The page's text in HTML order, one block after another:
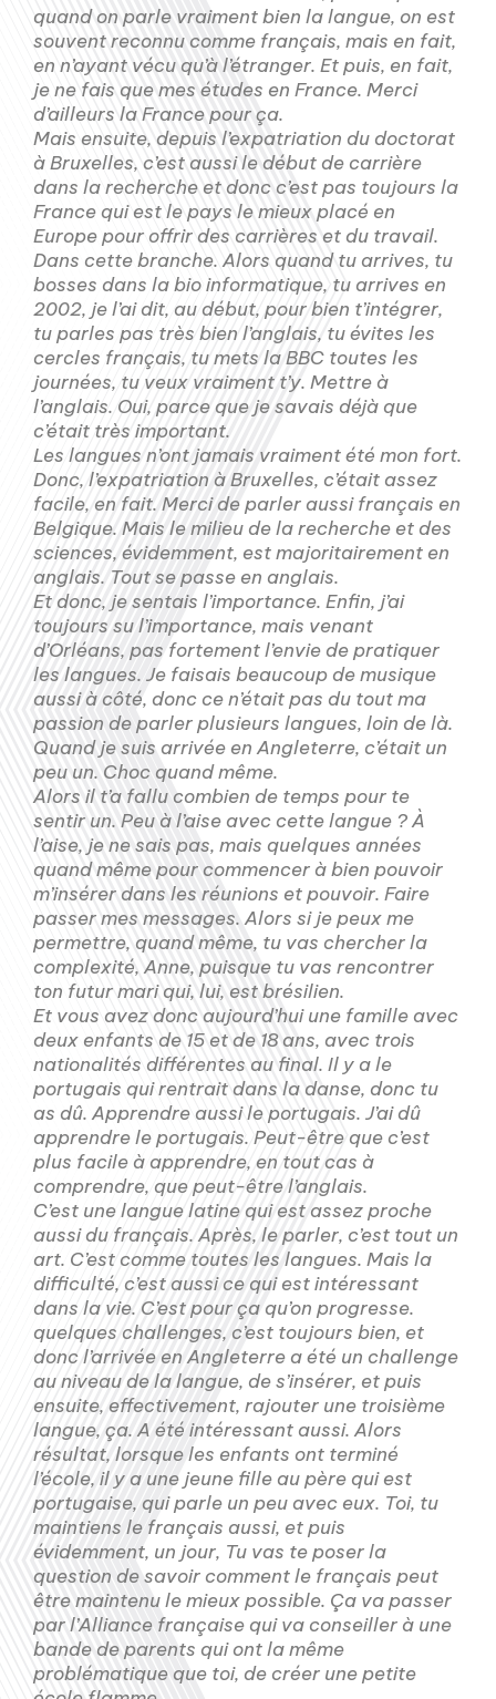
quand on parle vraiment bien la langue, on est
souvent reconnu comme français, mais en fait,
en n’ayant vécu qu’à l’étranger. Et puis, en fait,
je ne fais que mes études en France. Merci
d’ailleurs la France pour ça.
Mais ensuite, depuis l’expatriation du doctorat
à Bruxelles, c’est aussi le début de carrière
dans la recherche et donc c’est pas toujours la
France qui est le pays le mieux placé en
Europe pour offrir des carrières et du travail.
Dans cette branche. Alors quand tu arrives, tu
bosses dans la bio informatique, tu arrives en
2002, je l’ai dit, au début, pour bien t’intégrer,
tu parles pas très bien l’anglais, tu évites les
cercles français, tu mets la BBC toutes les
journées, tu veux vraiment t’y. Mettre à
l’anglais. Oui, parce que je savais déjà que
c’était très important.
Les langues n’ont jamais vraiment été mon fort.
Donc, l’expatriation à Bruxelles, c’était assez
facile, en fait. Merci de parler aussi français en
Belgique. Mais le milieu de la recherche et des
sciences, évidemment, est majoritairement en
anglais. Tout se passe en anglais.
Et donc, je sentais l’importance. Enfin, j’ai
toujours su l’importance, mais venant
d’Orléans, pas fortement l’envie de pratiquer
les langues. Je faisais beaucoup de musique
aussi à côté, donc ce n’était pas du tout ma
passion de parler plusieurs langues, loin de là.
Quand je suis arrivée en Angleterre, c’était un
peu un. Choc quand même.
Alors il t’a fallu combien de temps pour te
sentir un. Peu à l’aise avec cette langue ? À
l’aise, je ne sais pas, mais quelques années
quand même pour commencer à bien pouvoir
m’insérer dans les réunions et pouvoir. Faire
passer mes messages. Alors si je peux me
permettre, quand même, tu vas chercher la
complexité, Anne, puisque tu vas rencontrer
ton futur mari qui, lui, est brésilien.
Et vous avez donc aujourd’hui une famille avec
deux enfants de 15 et de 18 ans, avec trois
nationalités différentes au final. Il y a le
portugais qui rentrait dans la danse, donc tu
as dû. Apprendre aussi le portugais. J’ai dû
apprendre le portugais. Peut-être que c’est
plus facile à apprendre, en tout cas à
comprendre, que peut-être l’anglais.
C’est une langue latine qui est assez proche
aussi du français. Après, le parler, c’est tout un
art. C’est comme toutes les langues. Mais la
difficulté, c’est aussi ce qui est intéressant
dans la vie. C’est pour ça qu’on progresse.
quelques challenges, c’est toujours bien, et
donc l’arrivée en Angleterre a été un challenge
au niveau de la langue, de s’insérer, et puis
ensuite, effectivement, rajouter une troisième
langue, ça. A été intéressant aussi. Alors
résultat, lorsque les enfants ont terminé
l’école, il y a une jeune fille au père qui est
portugaise, qui parle un peu avec eux. Toi, tu
maintiens le français aussi, et puis
évidemment, un jour, Tu vas te poser la
question de savoir comment le français peut
être maintenu le mieux possible. Ça va passer
par l’Alliance française qui va conseiller à une
bande de parents qui ont la même
problématique que toi, de créer une petite